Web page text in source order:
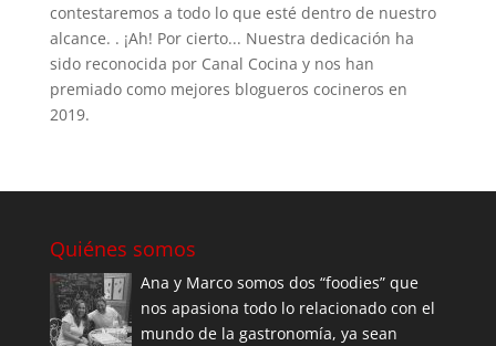
contestaremos a todo lo que esté dentro de nuestro
alcance. . ¡Ah! Por cierto... Nuestra dedicación ha
sido reconocida por Canal Cocina y nos han
premiado como mejores blogueros cocineros en
2019.
Quiénes somos
Ana y Marco somos dos “foodies” que
nos apasiona todo lo relacionado con el
mundo de la gastronomía, ya sean